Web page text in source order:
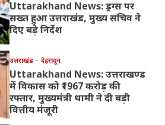
Uttarakhand News: ड्रग्स पर
सख्त हुआ उत्तराखंड, मुख्य सचिव ने
दिए बड़े निर्देश
उत्तराखंड देहरादून
Uttarakhand News: उत्तराखण्ड
में विकास को ₹1967 करोड़ की
रफ्तार, मुख्यमंत्री धामी ने दी बड़ी
वित्तीय मंजूरी